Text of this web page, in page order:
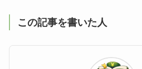
この記事を書いた人